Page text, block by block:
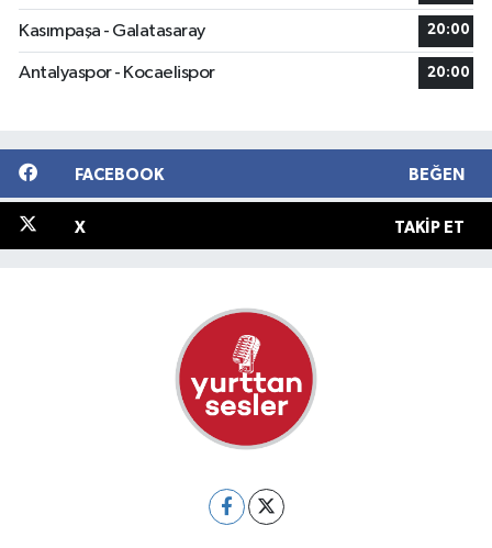
Kasımpaşa - Galatasaray 20:00
Antalyaspor - Kocaelispor 20:00
FACEBOOK BEĞEN
X TAKIP ET